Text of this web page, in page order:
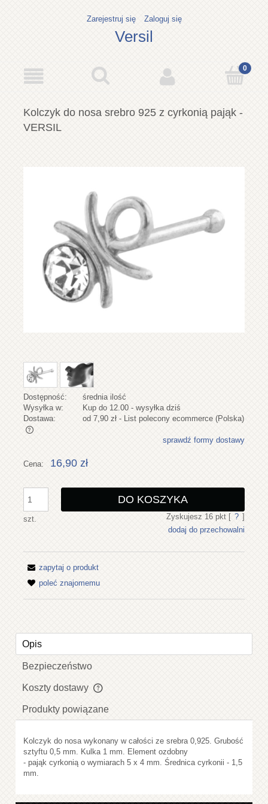
Zarejestruj się Zaloguj się
Versil
Kolczyk do nosa srebro 925 z cyrkonią pająk -
VERSIL
Dostępność:
średnia ilość
Wysyłka w:
Kup do 12.00 - wysyłka dziś
Dostawa:
od 7,90 zł - List polecony ecommerce (Polska)
Cena nie zawiera ewentualnych kosztów płatności
sprawdź formy dostawy
Cena: 16,90 zł
szt.
DO KOSZYKA
Zyskujesz 16pkt [ ? ]
dodaj do przechowalni
zapytaj o produkt
poleć znajomemu
Opis
Bezpieczeństwo
Koszty dostawy
Cena nie zawiera ewentualnych kosztów płatności
Produkty powiązane
Kolczyk do nosa wykonany w całości ze srebra 0,925. Grubość
sztyftu 0,5 mm. Kulka 1 mm. Element ozdobny
- pająk cyrkonią o wymiarach 5 x 4 mm. Średnica cyrkonii - 1,5
mm.